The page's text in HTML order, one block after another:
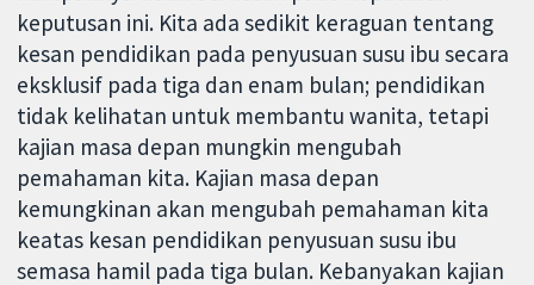
keputusan ini. Kita ada sedikit keraguan tentang
kesan pendidikan pada penyusuan susu ibu secara
eksklusif pada tiga dan enam bulan; pendidikan
tidak kelihatan untuk membantu wanita, tetapi
kajian masa depan mungkin mengubah
pemahaman kita. Kajian masa depan
kemungkinan akan mengubah pemahaman kita
keatas kesan pendidikan penyusuan susu ibu
semasa hamil pada tiga bulan. Kebanyakan kajian